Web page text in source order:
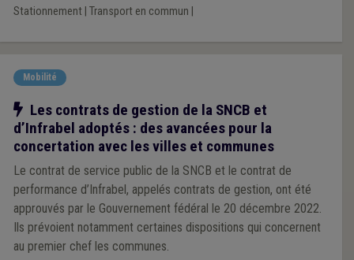
Stationnement| Transport en commun
Mobilité
Notre action
Les contrats de gestion de la SNCB et
d’Infrabel adoptés : des avancées pour la
concertation avec les villes et communes
Le contrat de service public de la SNCB et le contrat de
performance d’Infrabel, appelés contrats de gestion, ont été
approuvés par le Gouvernement fédéral le 20 décembre 2022.
Ils prévoient notamment certaines dispositions qui concernent
au premier chef les communes.